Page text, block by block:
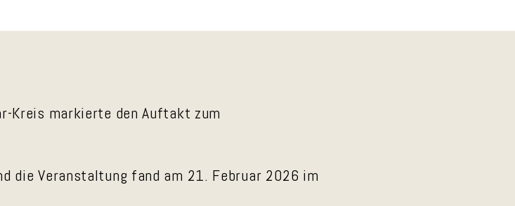
Kreis markierte den Auftakt zum
die Veranstaltung fand am 21. Februar 2026 im